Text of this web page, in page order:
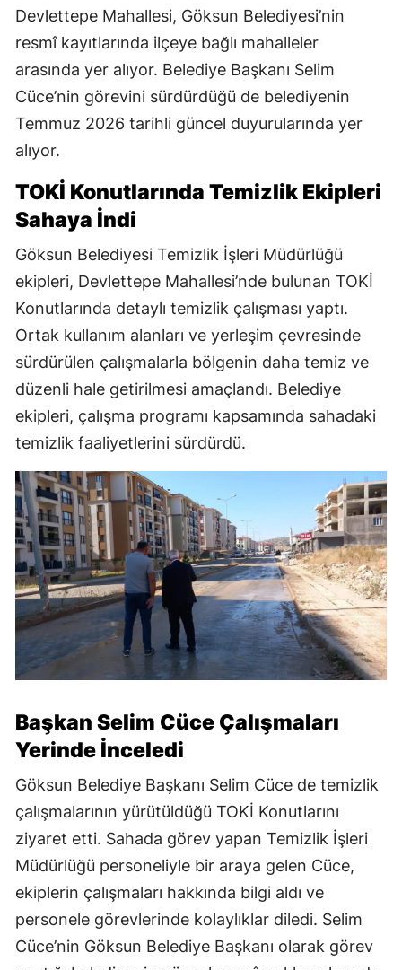
Devlettepe Mahallesi, Göksun Belediyesi’nin
resmî kayıtlarında ilçeye bağlı mahalleler
arasında yer alıyor. Belediye Başkanı Selim
Cüce’nin görevini sürdürdüğü de belediyenin
Temmuz 2026 tarihli güncel duyurularında yer
alıyor.
TOKİ Konutlarında Temizlik Ekipleri
Sahaya İndi
Göksun Belediyesi Temizlik İşleri Müdürlüğü
ekipleri, Devlettepe Mahallesi’nde bulunan TOKİ
Konutlarında detaylı temizlik çalışması yaptı.
Ortak kullanım alanları ve yerleşim çevresinde
sürdürülen çalışmalarla bölgenin daha temiz ve
düzenli hale getirilmesi amaçlandı. Belediye
ekipleri, çalışma programı kapsamında sahadaki
temizlik faaliyetlerini sürdürdü.
Başkan Selim Cüce Çalışmaları
Yerinde İnceledi
Göksun Belediye Başkanı Selim Cüce de temizlik
çalışmalarının yürütüldüğü TOKİ Konutlarını
ziyaret etti. Sahada görev yapan Temizlik İşleri
Müdürlüğü personeliyle bir araya gelen Cüce,
ekiplerin çalışmaları hakkında bilgi aldı ve
personele görevlerinde kolaylıklar diledi. Selim
Cüce’nin Göksun Belediye Başkanı olarak görev